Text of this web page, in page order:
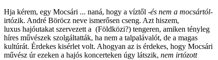
Hja kérem, egy Mocsári ... naná, hogy a víztől -és nem a mocsártól-
irtózik. André Böröcz neve ismerősen cseng. Azt hiszem,
luxus hajóutakat szervezett a (Földközi?) tengeren, amiken tényleg
híres művészek szolgáltatták, ha nem a talpalávalót, de a magas
kultúrát. Érdekes kisérlet volt. Ahogyan az is érdekes, hogy Mocsári
művész úr ezeken a hajós koncerteken úgy látszik, nem irtózott